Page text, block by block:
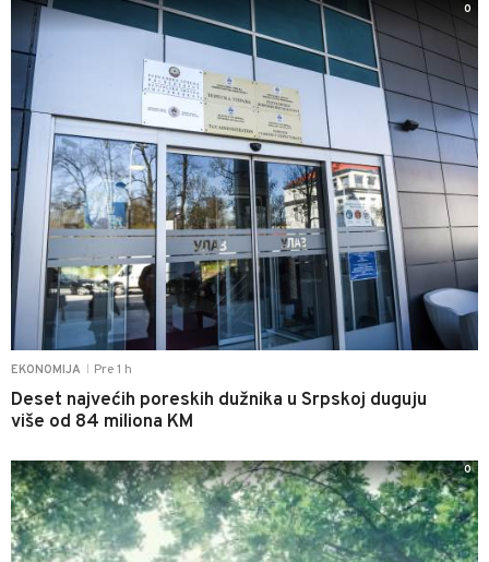
EKONOMIJA Pre 1 h
Deset najvećih poreskih dužnika u Srpskoj duguju
više od 84 miliona KM
0
0